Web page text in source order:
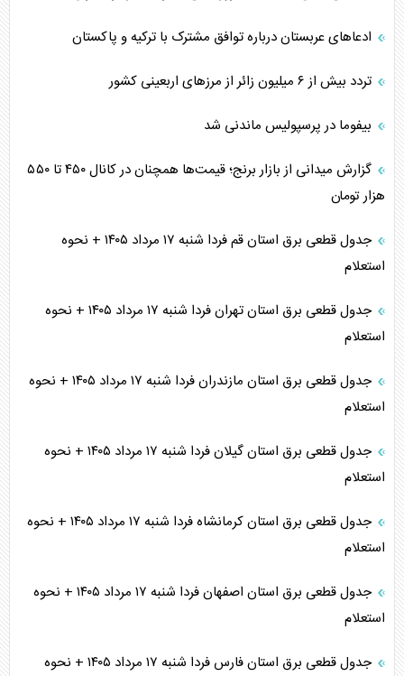
ادعاهای عربستان درباره توافق مشترک با ترکیه و پاکستان
تردد بیش از ۶ میلیون زائر از مرزهای اربعینی کشور
بیفوما در پرسپولیس ماندنی شد
گزارش میدانی از بازار برنج؛ قیمت‌ها همچنان در کانال ۴۵۰ تا ۵۵۰
هزار تومان
جدول قطعی برق استان قم فردا شنبه ۱۷ مرداد ۱۴۰۵ + نحوه
استعلام
جدول قطعی برق استان تهران فردا شنبه ۱۷ مرداد ۱۴۰۵ + نحوه
استعلام
جدول قطعی برق استان مازندران فردا شنبه ۱۷ مرداد ۱۴۰۵ + نحوه
استعلام
جدول قطعی برق استان گیلان فردا شنبه ۱۷ مرداد ۱۴۰۵ + نحوه
استعلام
جدول قطعی برق استان کرمانشاه فردا شنبه ۱۷ مرداد ۱۴۰۵ + نحوه
استعلام
جدول قطعی برق استان اصفهان فردا شنبه ۱۷ مرداد ۱۴۰۵ + نحوه
استعلام
جدول قطعی برق استان فارس فردا شنبه ۱۷ مرداد ۱۴۰۵ + نحوه